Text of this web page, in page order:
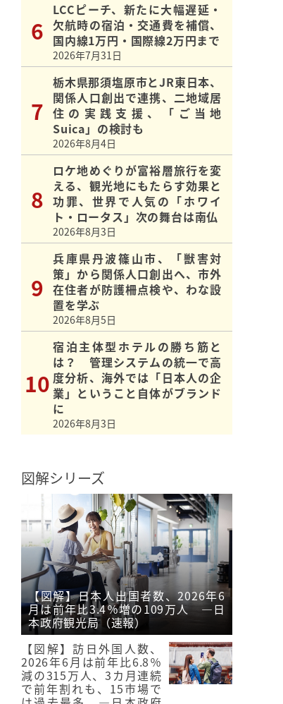
LCCピーチ、新たに大幅遅延・
欠航時の宿泊・交通費を補償、
国内線1万円・国際線2万円まで
2026年7月31日
栃木県那須塩原市とJR東日本、
関係人口創出で連携、二地域居
住の実践支援、「ご当地
Suica」の検討も
2026年8月4日
ロケ地めぐりが富裕層旅行を変
える、観光地にもたらす効果と
功罪、世界で人気の「ホワイ
ト・ロータス」次の舞台は南仏
2026年8月3日
兵庫県丹波篠山市、「獣害対
策」から関係人口創出へ、市外
在住者が防護柵点検や、わな設
置を学ぶ
2026年8月5日
宿泊主体型ホテルの勝ち筋と
は？ 管理システムの統一で高
度分析、海外では「日本人の企
業」ということ自体がブランド
に
2026年8月3日
図解シリーズ
【図解】日本人出国者数、2026年6
月は前年比3.4％増の109万人 ―日
本政府観光局（速報）
【図解】訪日外国人数、
2026年6月は前年比6.8％
減の315万人、3カ月連続
で前年割れも、15市場で